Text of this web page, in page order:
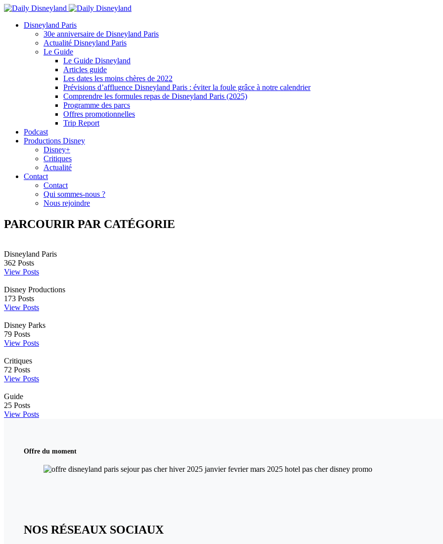
Disneyland Paris
30e anniversaire de Disneyland Paris
Actualité Disneyland Paris
Le Guide
Le Guide Disneyland
Articles guide
Les dates les moins chères de 2022
Prévisions d’affluence Disneyland Paris : éviter la foule grâce à notre calendrier
Comprendre les formules repas de Disneyland Paris (2025)
Programme des parcs
Offres promotionnelles
Trip Report
Podcast
Productions Disney
Disney+
Critiques
Actualité
Contact
Contact
Qui sommes-nous ?
Nous rejoindre
PARCOURIR PAR CATÉGORIE
Disneyland Paris
362 Posts
View Posts
Disney Productions
173 Posts
View Posts
Disney Parks
79 Posts
View Posts
Critiques
72 Posts
View Posts
Guide
25 Posts
View Posts
Offre du moment
NOS RÉSEAUX SOCIAUX